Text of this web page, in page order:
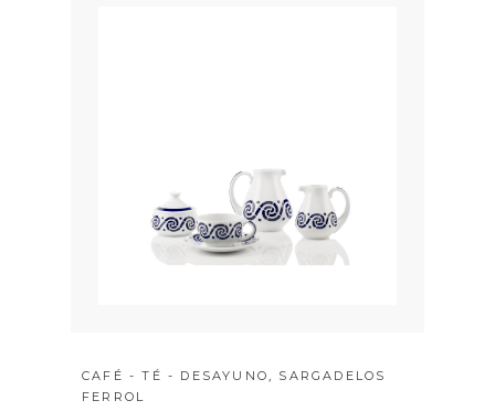
CAFÉ - TÉ - DESAYUNO, SARGADELOS
FERROL